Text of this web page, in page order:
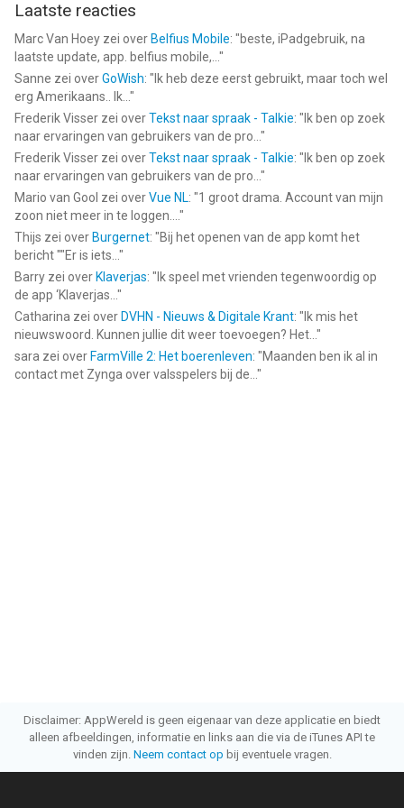
Laatste reacties
Marc Van Hoey zei over Belfius Mobile: "beste, iPadgebruik, na
laatste update, app. belfius mobile,... "
Sanne zei overGoWish: " Ik heb deze eerst gebruikt, maar toch wel
erg Amerikaans.. Ik... "
Frederik Visser zei overTekst naar spraak - Talkie: " Ik ben op zoek
naar ervaringen van gebruikers van de pro... "
Frederik Visser zei overTekst naar spraak - Talkie: " Ik ben op zoek
naar ervaringen van gebruikers van de pro... "
Mario van Gool zei overVue NL: "1 groot drama. Account van mijn
zoon niet meer in te loggen.... "
Thijs zei over Burgernet: "Bij het openen van de app komt het
bericht ""Er is iets... "
Barry zei over Klaverjas: " Ik speel met vrienden tegenwoordig op
de app ‘Klaverjas... "
Catharina zei over DVHN - Nieuws & Digitale Krant: " Ik mis het
nieuwswoord. Kunnen jullie dit weer toevoegen? Het... "
sara zei over FarmVille 2: Het boerenleven: "Maanden ben ik al in
contact met Zynga over valsspelers bij de... "
Disclaimer: AppWereld is geen eigenaar van deze applicatie en biedt
alleen afbeeldingen, informatie en links aan die via de iTunes API te
vinden zijn. Neem contact op bij eventuele vragen.